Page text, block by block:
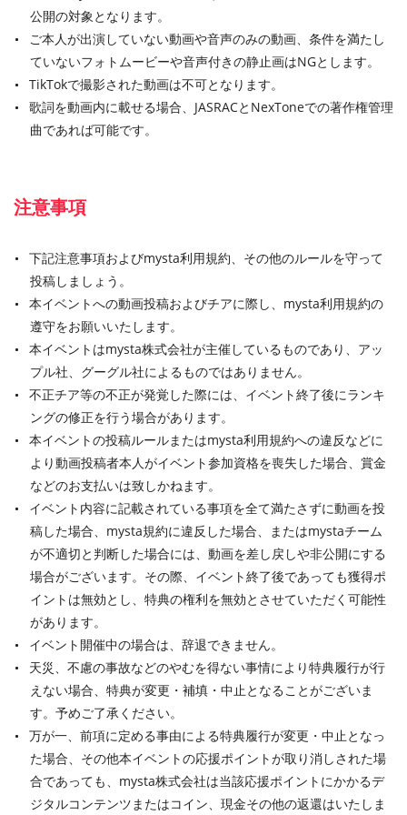
公開の対象となります。
ご本人が出演していない動画や音声のみの動画、条件を満たし
ていないフォトムービーや音声付きの静止画はNGとします。
TikTokで撮影された動画は不可となります。
歌詞を動画内に載せる場合、JASRACとNexToneでの著作権管理
曲であれば可能です。
注意事項
下記注意事項およびmysta利用規約、その他のルールを守って
投稿しましょう。
本イベントへの動画投稿およびチアに際し、mysta利用規約の
遵守をお願いいたします。
本イベントはmysta株式会社が主催しているものであり、アッ
プル社、グーグル社によるものではありません。
不正チア等の不正が発覚した際には、イベント終了後にランキ
ングの修正を行う場合があります。
本イベントの投稿ルールまたはmysta利用規約への違反などに
より動画投稿者本人がイベント参加資格を喪失した場合、賞金
などのお支払いは致しかねます。
イベント内容に記載されている事項を全て満たさずに動画を投
稿した場合、mysta規約に違反した場合、またはmystaチーム
が不適切と判断した場合には、動画を差し戻しや非公開にする
場合がございます。その際、イベント終了後であっても獲得ポ
イントは無効とし、特典の権利を無効とさせていただく可能性
があります。
イベント開催中の場合は、辞退できません。
天災、不慮の事故などのやむを得ない事情により特典履行が行
えない場合、特典が変更・補填・中止となることがございま
す。予めご了承ください。
万が一、前項に定める事由による特典履行が変更・中止となっ
た場合、その他本イベントの応援ポイントが取り消しされた場
合であっても、mysta株式会社は当該応援ポイントにかかるデ
ジタルコンテンツまたはコイン、現金その他の返還はいたしま